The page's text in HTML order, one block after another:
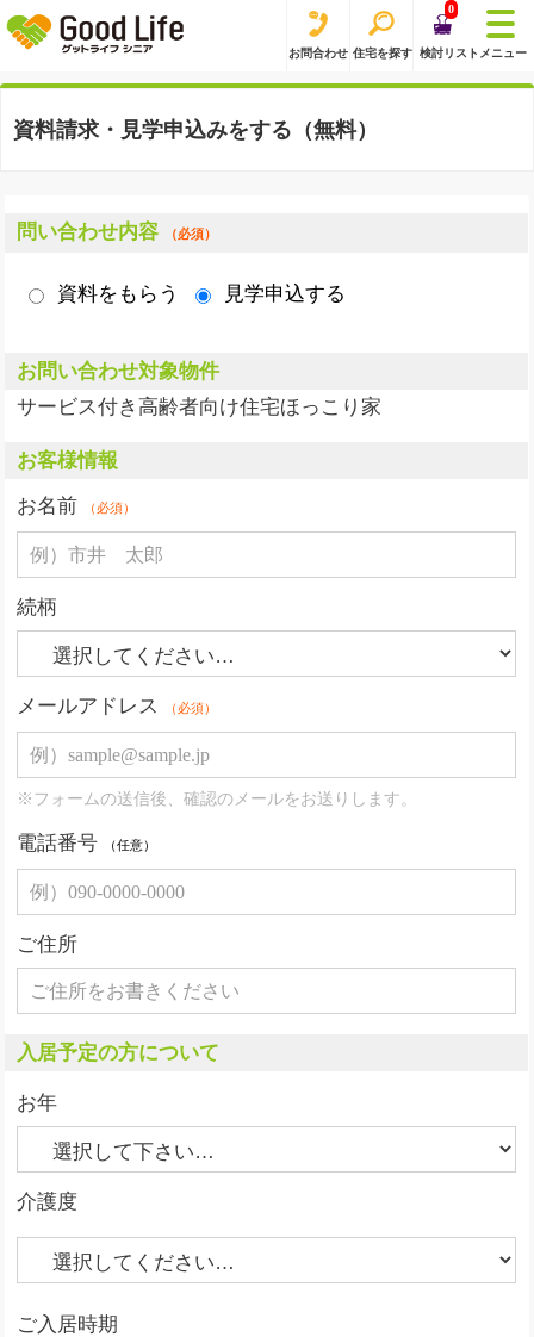
お問合わせ 住宅を探す
0
検討リスト メニュー
資料請求・見学申込みをする（無料）
問い合わせ内容 （必須）
資料をもらう 見学申込する
お問い合わせ対象物件
サービス付き高齢者向け住宅ほっこり家
お客様情報
お名前
（必須）
続柄
メールアドレス （必須）
※フォームの送信後、確認のメールをお送りします。
電話番号 （任意）
ご住所
入居予定の方について
お年
介護度
ご入居時期